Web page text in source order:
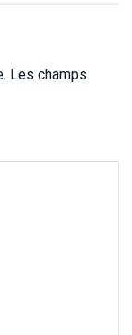
Les champs